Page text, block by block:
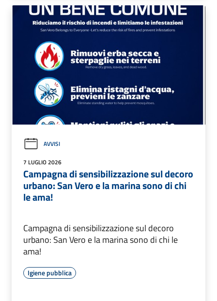
AVVISI
7 LUGLIO 2026
Campagna di sensibilizzazione sul decoro
urbano: San Vero e la marina sono di chi
le ama!
Campagna di sensibilizzazione sul decoro
urbano: San Vero e la marina sono di chi le
ama!
Igiene pubblica